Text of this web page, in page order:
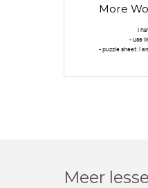
More
I
- use
- puzzle sheet: I
Meer